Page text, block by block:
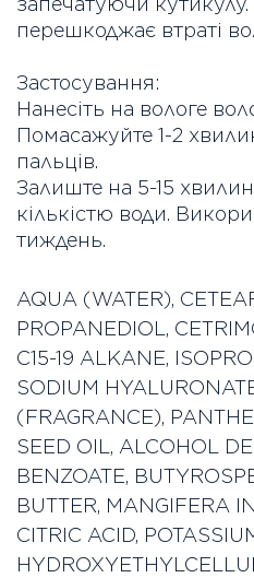
перешкоджає втраті
Застосування:
Нанесіть на вологе
Помасажуйте 1-2
пальців.
Залиште на 5-15
кількістю води.
тиждень.
AQUA (WATER),
PROPANEDIOL,
C15-19 ALKANE,
SODIUM
(FRAGRANCE),
SEED OIL, ALCOHOL
BENZOATE,
BUTTER, MANGIFERA
CITRIC ACID,